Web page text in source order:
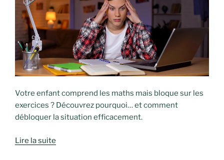
Votre enfant comprend les maths mais bloque sur les
exercices ? Découvrez pourquoi… et comment
débloquer la situation efficacement.
Lire la suite